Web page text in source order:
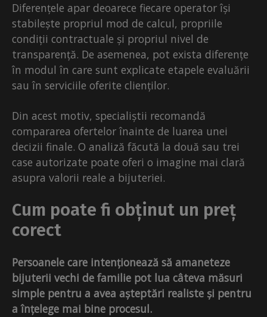
Diferențele apar deoarece fiecare operator își
stabilește propriul mod de calcul, propriile
condiții contractuale și propriul nivel de
transparență. De asemenea, pot exista diferențe
în modul în care sunt explicate etapele evaluării
sau în serviciile oferite clienților.
Din acest motiv, specialiștii recomandă
compararea ofertelor înainte de luarea unei
decizii finale. O analiză făcută la două sau trei
case autorizate poate oferi o imagine mai clară
asupra valorii reale a bijuteriei.
Cum poate fi obținut un preț
corect
Persoanele care intenționează să amaneteze
bijuterii vechi de familie pot lua câteva măsuri
simple pentru a avea așteptări realiste și pentru
a înțelege mai bine procesul.